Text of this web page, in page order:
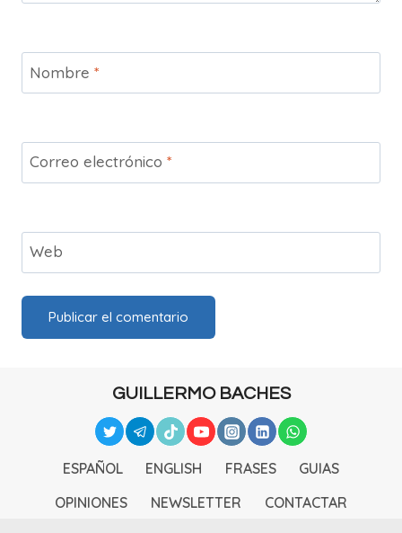
Nombre *
Correo electrónico *
Web
GUILLERMO BACHES
ESPAÑOL ENGLISH FRASES
GUIAS
OPINIONES
NEWSLETTER CONTACTAR